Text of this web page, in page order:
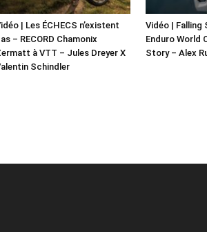
| Les ÉCHECS n’existent
– RECORD Chamonix
à VTT – Jules Dreyer X
Schindler
Vidéo | Falling
Enduro World
Story – Alex